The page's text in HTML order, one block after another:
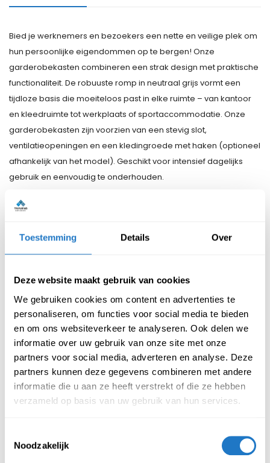
Toestemming Details Over
Deze website maakt gebruik van cookies
We gebruiken cookies om content en advertenties te
personaliseren, om functies voor social media te bieden
en om ons websiteverkeer te analyseren. Ook delen we
informatie over uw gebruik van onze site met onze
partners voor social media, adverteren en analyse. Deze
partners kunnen deze gegevens combineren met andere
informatie die u aan ze heeft verstrekt of die ze hebben
verzameld op basis van uw gebruik van hun services.
Noodzakelijk
Bied je werknemers en bezoekers een nette en veilige plek om
hun persoonlijke eigendommen op te bergen! Onze
garderobekasten combineren een strak design met praktische
functionaliteit. De robuuste romp in neutraal grijs vormt een
tijdloze basis die moeiteloos past in elke ruimte – van kantoor
en kleedruimte tot werkplaats of sportaccommodatie. Onze
garderobekasten zijn voorzien van een stevig slot,
ventilatieopeningen en een kledingroede met haken (optioneel
afhankelijk van het model). Geschikt voor intensief dagelijks
gebruik en eenvoudig te onderhouden.
Dankzij meerdere afsluitbare compartimenten is deze
veiligheid en uitstraling beide van belang zijn. Elk compartiment
Kenmerken garderobekast 2 deurs
– 2 kolommen
Kleur romp: Grijs RAL7035
Kleur deuren leverbaar in:
Rood RAL3000
Blauw RAL5010
Grijs RAL7035
Valgrendelslot